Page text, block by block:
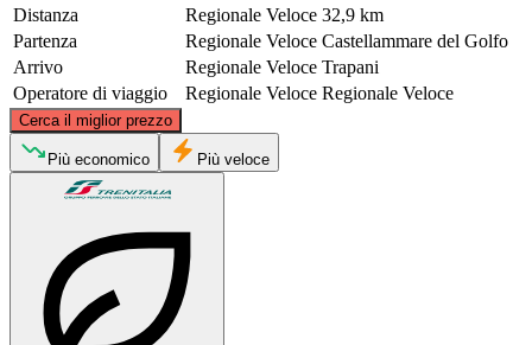
Distanza
Regionale Veloce 32,9 km
Partenza
Regionale Veloce Castellammare del Golfo
Arrivo
Regionale Veloce Trapani
Operatore di viaggio
Regionale Veloce Regionale Veloce
Cerca il miglior prezzo
Trapani
©CARTO, ©OpenStreetMapcontributors
Più economico Più veloce